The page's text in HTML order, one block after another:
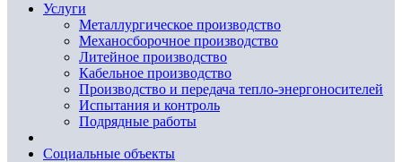
Услуги
Металлургическое производство
Механосборочное производство
Литейное производство
Кабельное производство
Производство и передача тепло-энергоносителей
Испытания и контроль
Подрядные работы
Социальные объекты